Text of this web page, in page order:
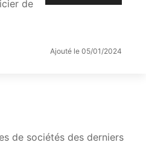
de
Ajouté le 05/01/2024
de sociétés des derniers